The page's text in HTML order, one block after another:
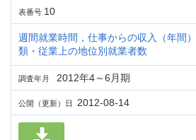
表番号 10
週間就業時間，仕事からの収入（年間
類・従業上の地位別就業者数
調査年月 2012年4～6月期
公開（更新）日 2012-08-14